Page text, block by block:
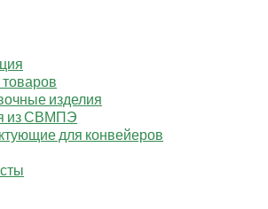
товаров
изделия
из СВМПЭ
для конвейеров